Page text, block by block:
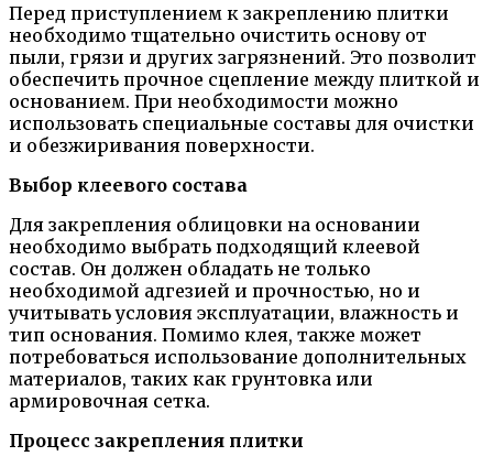
Перед приступлением к закреплению плитки
необходимо тщательно очистить основу от
пыли, грязи и других загрязнений. Это позволит
обеспечить прочное сцепление между плиткой и
основанием. При необходимости можно
использовать специальные составы для очистки
и обезжиривания поверхности.
Выбор клеевого состава
Для закрепления облицовки на основании
необходимо выбрать подходящий клеевой
состав. Он должен обладать не только
необходимой адгезией и прочностью, но и
учитывать условия эксплуатации, влажность и
тип основания. Помимо клея, также может
потребоваться использование дополнительных
материалов, таких как грунтовка или
армировочная сетка.
Процесс закрепления плитки